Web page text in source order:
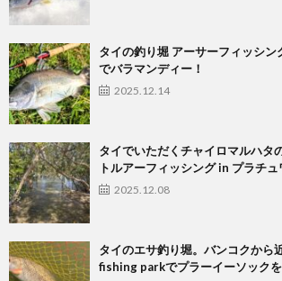
タイの釣り堀 アーサーフィッシン
でバラマンディー！
2025.12.14
タイでいただくチャイロマルハタ
トルアーフィッシング in プラチ
2025.12.08
タイのエサ釣り堀。バンコクから
fishing parkでプラーイーソックを